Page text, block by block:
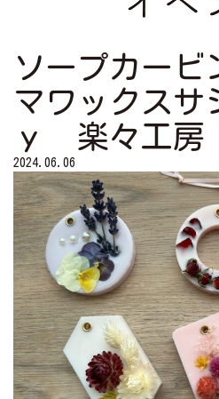
ソープカービ
マワックス
ｙ 楽々工房
2024.06.06